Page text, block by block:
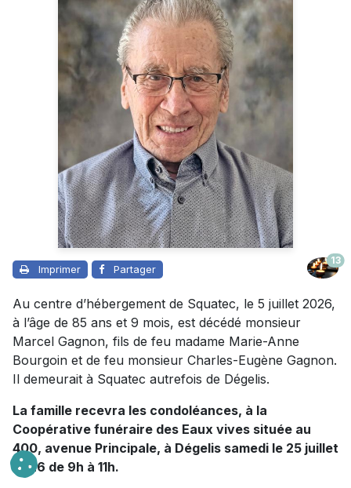
Imprimer Partager
13
Au centre d’hébergement de Squatec, le 5 juillet 2026,
à l’âge de 85 ans et 9 mois, est décédé monsieur
Marcel Gagnon, fils de feu madame Marie-Anne
Bourgoin et de feu monsieur Charles-Eugène Gagnon.
Il demeurait à Squatec autrefois de Dégelis.
La famille recevra les condoléances, à la
Coopérative funéraire des Eaux vives située au
400, avenue Principale, à Dégelis samedi le 25 juillet
2026 de 9h à 11h.